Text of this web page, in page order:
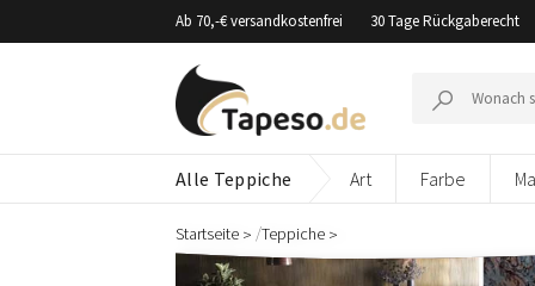
Ab 70,-€ versandkostenfrei 30 Tage Rückgaberecht
nach:
Alle Teppiche Art Farbe
Startseite /Teppiche